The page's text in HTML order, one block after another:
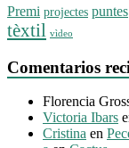
Premi projectes puntes
tèxtil
vìdeo
Comentarios
Florencia
Victoria Ibars
Cristina en